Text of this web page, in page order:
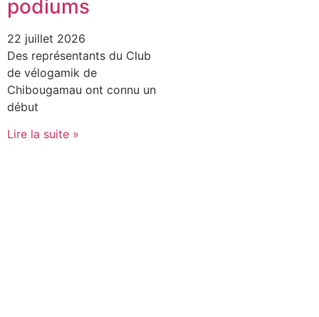
podiums
22 juillet 2026
Des représentants du Club
de vélogamik de
Chibougamau ont connu un
début
Lire la suite »